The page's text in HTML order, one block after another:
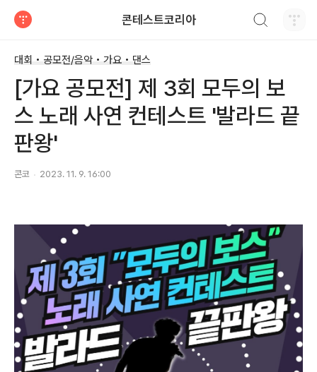
콘테스트코리아
대회 • 공모전/음악 • 가요 • 댄스
[가요 공모전] 제 3회 모두의 보
스 노래 사연 컨테스트 '발라드 끝
판왕'
콘코 2023. 11. 9. 16:00